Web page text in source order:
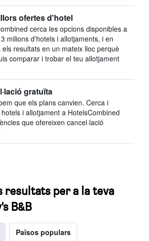
ofertes d'hotel
cerca les opcions disponibles a
milions d'hotels i allotjaments, i en
els resultats en un mateix lloc perquè
comparar i trobar el teu allotjament
gratuïta
que els plans canvien. Cerca i
i allotjament a HotelsCombined
que ofereixen cancel·lació
resultats per a la teva
B&B
Països populars